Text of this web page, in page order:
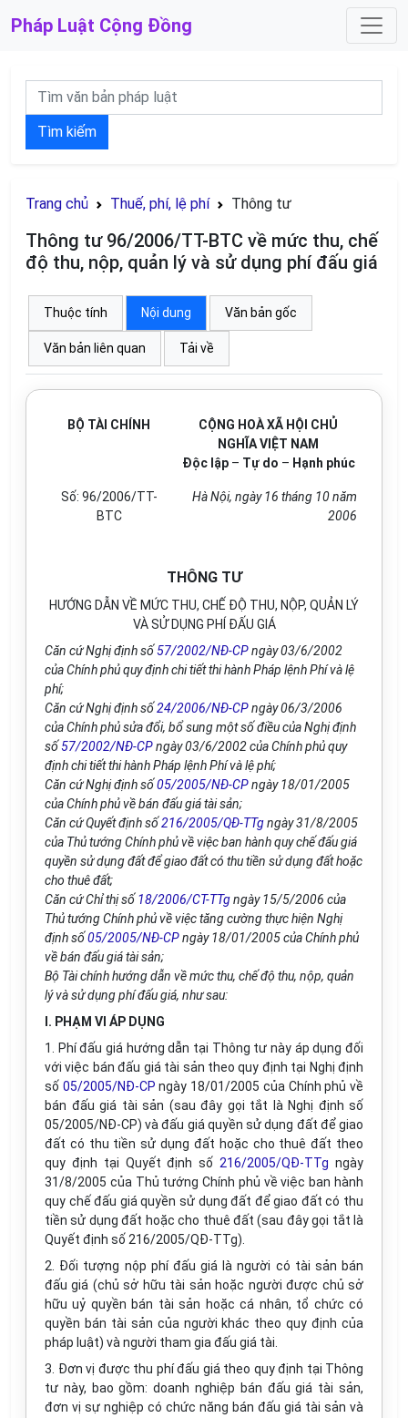
Pháp Luật Cộng Đồng
Tìm kiếm
Trang chủ Thuế, phí, lệ phí Thông tư
Thông tư 96/2006/TT-BTC về mức thu, chế
độ thu, nộp, quản lý và sử dụng phí đấu giá
Thuộc tính Nội dung Văn bản gốc
Văn bản liên quan Tải về
BỘ TÀI CHÍNH
CỘNG HOÀ XÃ HỘI CHỦ
NGHĨA VIỆT NAM
Độc lập – Tự do – Hạnh phúc
Số: 96/2006/TT-
BTC
Hà Nội, ngày 16 tháng 10 năm
2006
THÔNG TƯ
HƯỚNG DẪN VỀ MỨC THU, CHẾ ĐỘ THU, NỘP, QUẢN LÝ
VÀ SỬ DỤNG PHÍ ĐẤU GIÁ
Căn cứ Nghị định số57/2002/NĐ-CPngày 03/6/2002
của Chính phủ quy định chi tiết thi hành Pháp lệnh Phí và lệ
phí;
Căn cứ Nghị định số24/2006/NĐ-CPngày 06/3/2006
của Chính phủ sửa đổi, bổ sung một số điều của Nghị định
số57/2002/NĐ-CPngày 03/6/2002 của Chính phủ quy
định chi tiết thi hành Pháp lệnh Phí và lệ phí;
Căn cứ Nghị định số05/2005/NĐ-CPngày 18/01/2005
của Chính phủ về bán đấu giá tài sản;
Căn cứ Quyết định số216/2005/QĐ-TTgngày 31/8/2005
của Thủ tướng Chính phủ về việc ban hành quy chế đấu giá
quyền sử dụng đất để giao đất có thu tiền sử dụng đất hoặc
cho thuê đất;
Căn cứ Chỉ thị số 18/2006/CT-TTgngày 15/5/2006 của
Thủ tướng Chính phủ về việc tăng cường thực hiện Nghị
định số05/2005/NĐ-CPngày 18/01/2005 của Chính phủ
về bán đấu giá tài sản;
Bộ Tài chính hướng dẫn về mức thu, chế độ thu, nộp, quản
lý và sử dụng phí đấu giá, như sau:
I. PHẠM VI ÁP DỤNG
1. Phí đấu giá hướng dẫn tại Thông tư này áp dụng đối
với việc bán đấu giá tài sản theo quy định tại Nghị định
số 05/2005/NĐ-CP ngày 18/01/2005 của Chính phủ về
bán đấu giá tài sản (sau đây gọi tắt là Nghị định số
05/2005/NĐ-CP) và đấu giá quyền sử dụng đất để giao
đất có thu tiền sử dụng đất hoặc cho thuê đất theo
quy định tại Quyết định số 216/2005/QĐ-TTg ngày
31/8/2005 của Thủ tướng Chính phủ về việc ban hành
quy chế đấu giá quyền sử dụng đất để giao đất có thu
tiền sử dụng đất hoặc cho thuê đất (sau đây gọi tắt là
Quyết định số 216/2005/QĐ-TTg).
2. Đối tượng nộp phí đấu giá là người có tài sản bán
đấu giá (chủ sở hữu tài sản hoặc người được chủ sở
hữu uỷ quyền bán tài sản hoặc cá nhân, tổ chức có
quyền bán tài sản của người khác theo quy định của
pháp luật) và người tham gia đấu giá tài.
3. Đơn vị được thu phí đấu giá theo quy định tại Thông
tư này, bao gồm: doanh nghiệp bán đấu giá tài sản,
đơn vị sự nghiệp có chức năng bán đấu giá tài sản và